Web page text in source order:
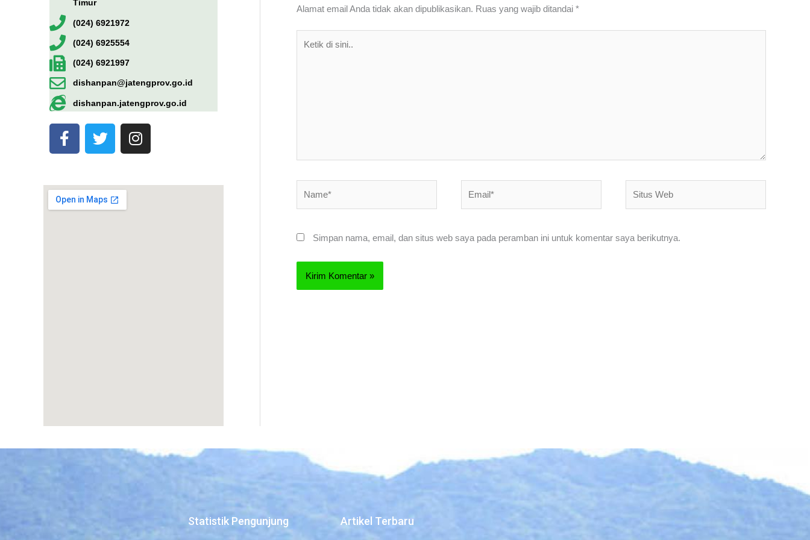
Timur
(024) 6921972
(024) 6925554
(024) 6921997
dishanpan@jatengprov.go.id
dishanpan.jatengprov.go.id
F
a
b
o
T
w
t
e
I
n
a
k
Alamat email Anda tidak akan dipublikasikan. Ruas yang wajib ditandai *
Web
Simpan nama, email, dan situs web saya pada peramban ini untuk komentar saya berikutnya.
Statistik Pengunjung Artikel Terbaru